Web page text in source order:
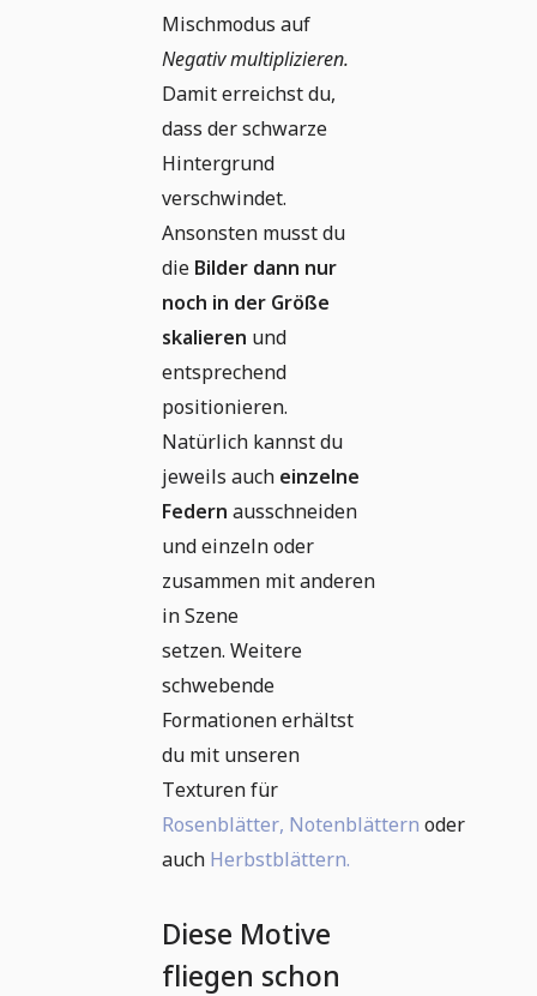
Mischmodus auf
Negativ multiplizieren.
Damit erreichst du,
dass der schwarze
Hintergrund
verschwindet.
Ansonsten musst du
die Bilder dann nur
noch in der Größe
skalieren und
entsprechend
positionieren.
Natürlich kannst du
jeweils auch einzelne
Federn ausschneiden
und einzeln oder
zusammen mit anderen
in Szene
setzen. Weitere
schwebende
Formationen erhältst
du mit unseren
Texturen für
Rosenblätter, Notenblättern oder
auch Herbstblättern.
Diese Motive
fliegen schon